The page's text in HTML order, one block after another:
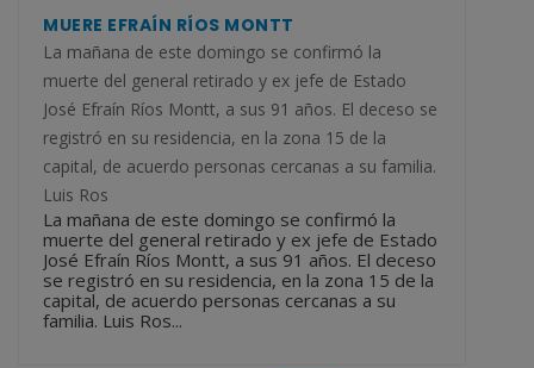
MUERE EFRAÍN RÍOS MONTT
La mañana de este domingo se confirmó la
muerte del general retirado y ex jefe de Estado
José Efraín Ríos Montt, a sus 91 años. El deceso se
registró en su residencia, en la zona 15 de la
capital, de acuerdo personas cercanas a su familia.
Luis Ros
La mañana de este domingo se confirmó la
muerte del general retirado y ex jefe de Estado
José Efraín Ríos Montt, a sus 91 años. El deceso
se registró en su residencia, en la zona 15 de la
capital, de acuerdo personas cercanas a su
familia. Luis Ros...